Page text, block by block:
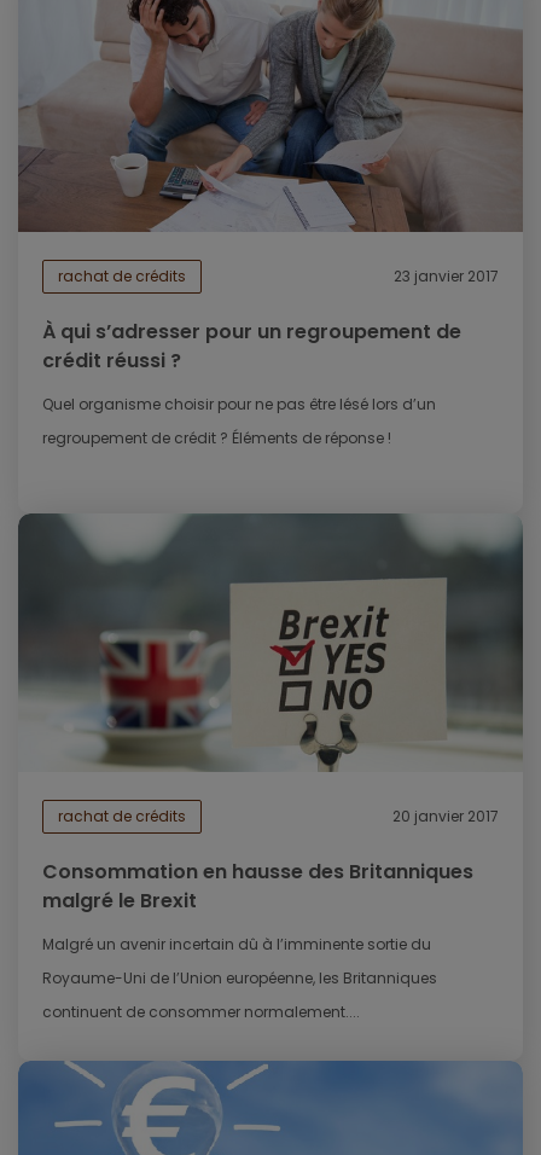
rachat de crédits 23 janvier 2017
À qui s’adresser pour un regroupement de
crédit réussi ?
Quel organisme choisir pour ne pas être lésé lors d’un
regroupement de crédit ? Éléments de réponse !
rachat de crédits 20 janvier 2017
Consommation en hausse des Britanniques
malgré le Brexit
Malgré un avenir incertain dû à l’imminente sortie du
Royaume-Uni de l’Union européenne, les Britanniques
continuent de consommer normalement....